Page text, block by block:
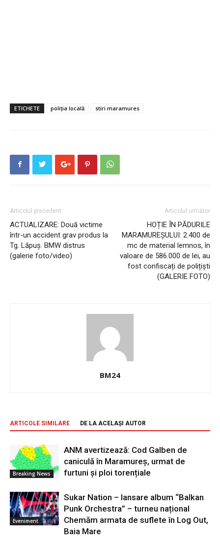
ETICHETE poliția locală stiri maramures
Articolul precedent
ACTUALIZARE: Două victime
într-un accident grav produs la
Tg. Lăpuș. BMW distrus
(galerie foto/video)
Articolul următor
HOȚIE ÎN PĂDURILE
MARAMUREȘULUI: 2.400 de
mc de material lemnos, în
valoare de 586.000 de lei, au
fost confiscați de polițiști
(GALERIE FOTO)
BM24
ARTICOLE SIMILARE DE LA ACELAȘI AUTOR
Breaking News
ANM avertizează: Cod Galben de
caniculă în Maramureș, urmat de
furtuni și ploi torențiale
Eveniment
Sukar Nation – lansare album “Balkan
Punk Orchestra” – turneu național
Chemăm armata de suflete în Log Out,
Baia Mare